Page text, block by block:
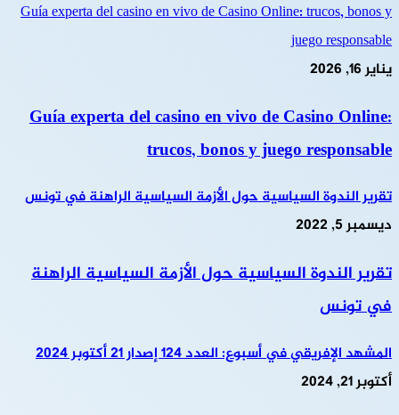
Guía experta del casino en vivo de Casino Online: trucos, bonos y
juego responsable
يناير 16, 2026
Guía experta del casino en vivo de Casino Online:
trucos, bonos y juego responsable
تقرير الندوة السياسية حول الأزمة السياسية الراهنة في تونس
ديسمبر 5, 2022
تقرير الندوة السياسية حول الأزمة السياسية الراهنة
في تونس
المشهد الإفريقي في أسبوع: العدد 124 إصدار 21 أكتوبر 2024
أكتوبر 21, 2024